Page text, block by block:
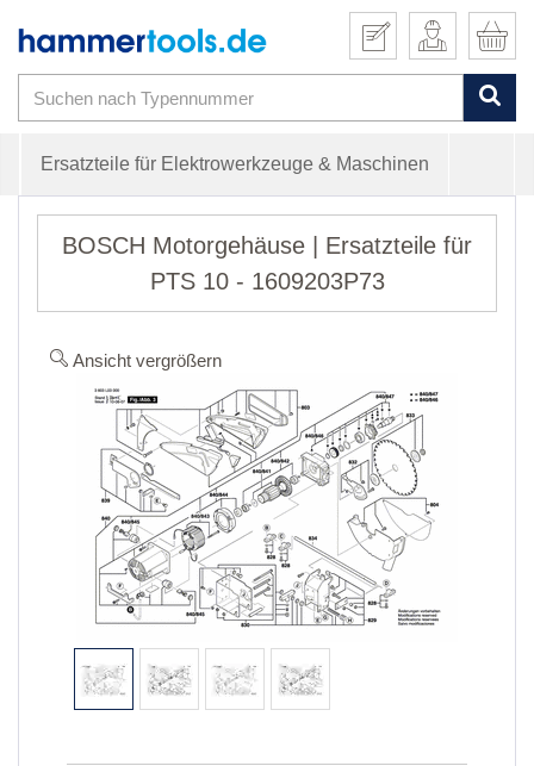
Ersatzteile für Elektrowerkzeuge & Maschinen
BOSCH Motorgehäuse | Ersatzteile für
PTS 10 - 1609203P73
Ansicht vergrößern